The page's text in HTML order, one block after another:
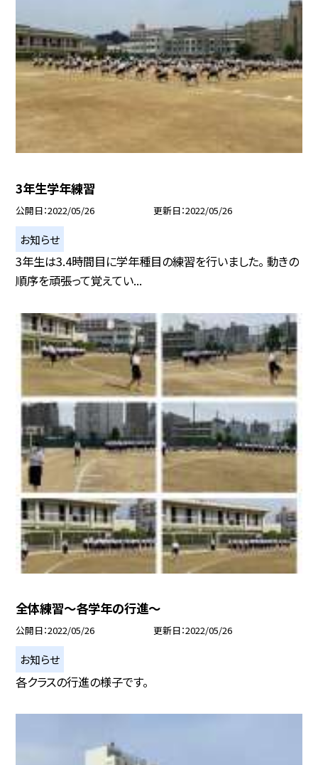
3年生学年練習
公開日 2022/05/26 更新日 2022/05/26
お知らせ
3年生は3.4時間目に学年種目の練習を行いました。 動きの
順序を頑張って覚えてい...
全体練習〜各学年の行進〜
公開日 2022/05/26 更新日 2022/05/26
お知らせ
各クラスの行進の様子です。